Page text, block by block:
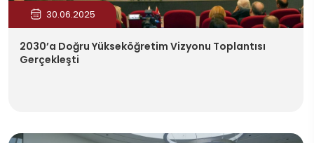
30.06.2025
2030’a Doğru Yükseköğretim Vizyonu Toplantısı
Gerçekleşti